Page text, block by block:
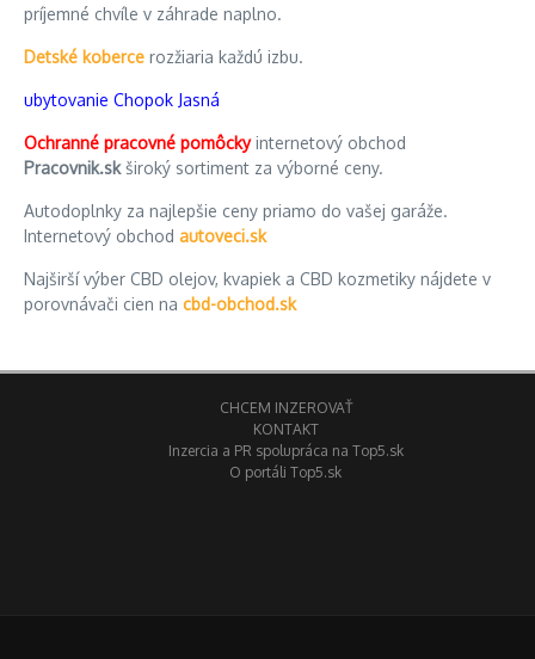
príjemné chvíle v záhrade naplno.
Detské koberce rozžiaria každú izbu.
ubytovanie Chopok Jasná
Ochranné pracovné pomôckyinternetový obchod
Pracovnik.skširoký sortiment za výborné ceny.
Autodoplnky za najlepšie ceny priamo do vašej garáže.
Internetový obchod autoveci.sk
Najširší výber CBD olejov, kvapiek a CBD kozmetiky nájdete v
porovnávači cien na cbd-obchod.sk
CHCEM INZEROVAŤ
KONTAKT
Inzercia a PR spolupráca na Top5.sk
O portáli Top5.sk